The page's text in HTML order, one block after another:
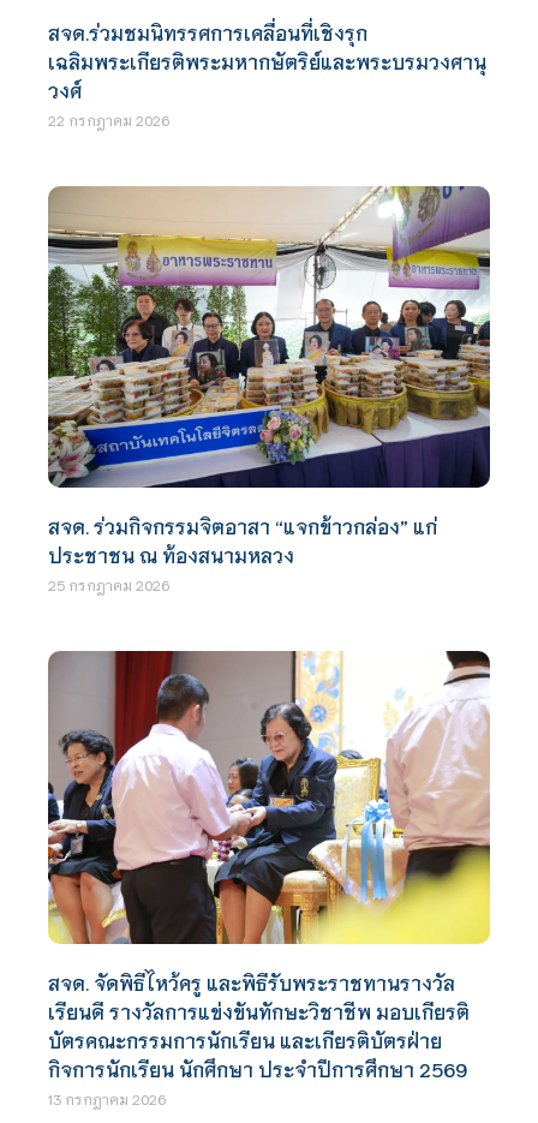
สจด.ร่วมชมนิทรรศการเคลื่อนที่เชิงรุก
เฉลิมพระเกียรติพระมหากษัตริย์และพระบรมวงศานุ
วงศ์
22 กรกฎาคม 2026
สจด. ร่วมกิจกรรมจิตอาสา “แจกข้าวกล่อง” แก่
ประชาชน ณ ท้องสนามหลวง
25 กรกฎาคม 2026
สจด. จัดพิธีไหว้ครู และพิธีรับพระราชทานรางวัล
เรียนดี รางวัลการแข่งขันทักษะวิชาชีพ มอบเกียรติ
บัตรคณะกรรมการนักเรียน และเกียรติบัตรฝ่าย
กิจการนักเรียน นักศึกษา ประจำปีการศึกษา 2569
13 กรกฎาคม 2026